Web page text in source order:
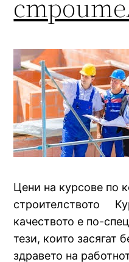
Цени на курсове по
строителството
качеството е по-
тези, които засягат
здравето на